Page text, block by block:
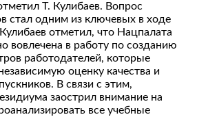
Т. Кулибаев. Вопрос
стал одним из ключевых в ходе
отметил, что Нацпалата
вовлечена в работу по созданию
работодателей, которые
оценку качества и
В связи с этим,
заострил внимание на
все учебные